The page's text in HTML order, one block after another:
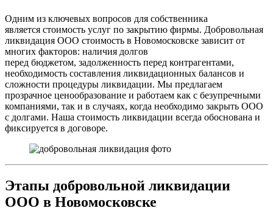
Одним из ключевых вопросов для собственника
является стоимость услуг по закрытию фирмы. Добровольная
ликвидация ООО стоимость в Новомосковске зависит от
многих факторов: наличия долгов
перед бюджетом, задолженность перед контрагентами,
необходимость составления ликвидационных балансов и
сложности процедуры ликвидации. Мы предлагаем
прозрачное ценообразование и работаем как с безупречными
компаниями, так и в случаях, когда необходимо закрыть ООО
с долгами. Наша стоимость ликвидации всегда обоснована и
фиксируется в договоре.
Этапы добровольной ликвидации
ООО в Новомосковске